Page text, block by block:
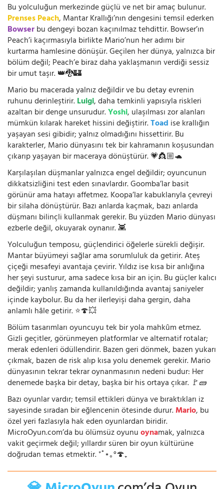
Bu yolculuğun merkezinde güçlü ve net bir amaç bulunur.
Prenses Peach, Mantar Krallığı’nın dengesini temsil ederken
Bowserbu dengeyi bozan kaçınılmaz tehdittir. Bowser’ın
Peach’i kaçırmasıyla birlikte Mario’nun her adımı bir
kurtarma hamlesine dönüşür. Geçilen her dünya, yalnızca bir
bölüm değil; Peach’e biraz daha yaklaşmanın verdiği sessiz
bir umut taşır. 👑🐉🏰
Mario bu macerada yalnız değildir ve bu detay evrenin
ruhunu derinleştirir.Luigi, daha temkinli yapısıyla riskleri
azaltan bir denge unsurudur.Yoshi, ulaşılması zor alanları
mümkün kılarak hareket hissini değiştirir.Toad ise krallığın
yaşayan sesi gibidir; yalnız olmadığını hissettirir. Bu
karakterler, Mario dünyasını tek bir kahramanın koşusundan
çıkarıp yaşayan bir maceraya dönüştürür. 💗👸🏼🐢
Karşılaşılan düşmanlar yalnızca engel değildir; oyuncunun
dikkatsizliğini test eden sınavlardır. Goomba’lar basit
görünür ama hatayı affetmez. Koopa’lar kabuklarıyla çevreyi
bir silaha dönüştürür. Bazı anlarda kaçmak, bazı anlarda
düşmanı bilinçli kullanmak gerekir. Bu yüzden Mario dünyası
ezberle değil, okuyarak oynanır. 👾
Yolculuğun temposu, güçlendirici öğelerle sürekli değişir.
Mantar büyümeyi sağlar ama sorumluluk da getirir. Ateş
çiçeği mesafeyi avantaja çevirir. Yıldız ise kısa bir anlığına
her şeyi susturur, ama sadece kısa bir an için. Bu güçler kalıcı
değildir; yanlış zamanda kullanıldığında avantaj saniyeler
içinde kaybolur. Bu da her ilerleyişi daha gergin, daha
anlamlı hâle getirir. ⭐🍄💥
Bölüm tasarımları oyuncuyu tek bir yola mahkûm etmez.
Gizli geçitler, görünmeyen platformlar ve alternatif rotalar;
merak edenleri ödüllendirir. Bazen geri dönmek, bazen yukarı
çıkmak, bazen de risk alıp kısa yolu denemek gerekir. Mario
dünyasının tekrar tekrar oynanmasının nedeni budur: Her
denemede başka bir detay, başka bir his ortaya çıkar. 🚩🧱
Bazı oyunlar vardır; temsil ettikleri dünya ve bıraktıkları iz
sayesinde sıradan bir eğlencenin ötesinde durur.Mario, bu
özel yeri fazlasıyla hak eden oyunlardan biridir.
MicroOyun.com’da bu ölümsüz oyunuoynamak, yalnızca
vakit geçirmek değil; yıllardır süren bir oyun kültürüne
doğrudan temas etmektir. ⁺˚⋆｡°🍄₊